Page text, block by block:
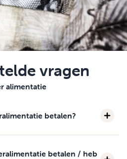
vragen
alimentatie
betalen?
betalen / heb